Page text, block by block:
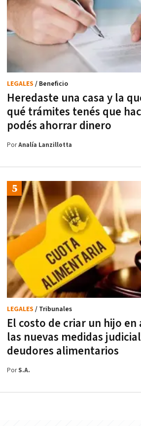
Heredaste una casa y la
qué trámites tenés que
podés ahorrar dinero
LEGALES / Beneficio
PorAnalía Lanzillotta
El costo de criar un hijo en
las nuevas medidas
deudores alimentarios
LEGALES / Tribunales
PorS.A.